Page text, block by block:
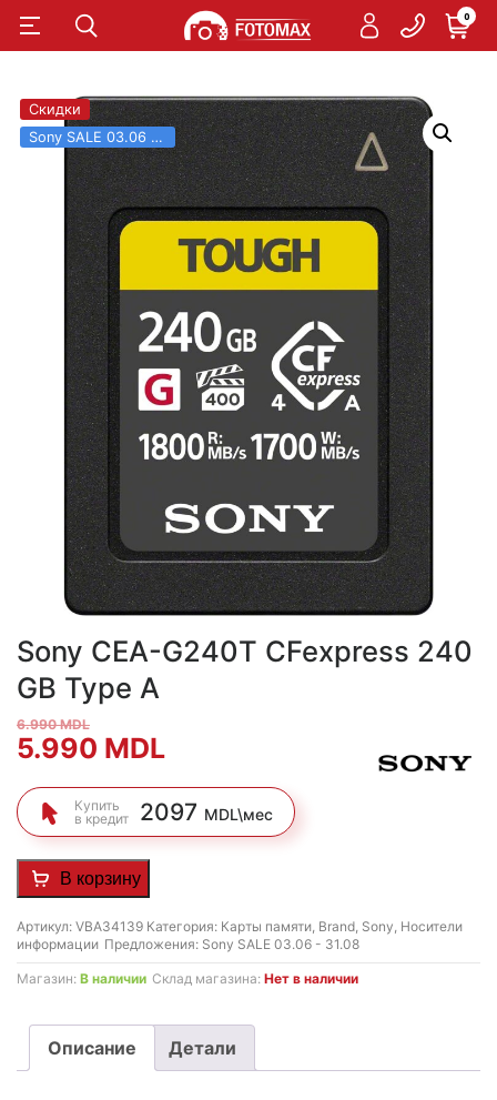
0
Скидки
Sony SALE 03.06 - 31.08
Sony CEA-G240T CFexpress 240
GB Type A
6.990MDL
Первоначальная
цена
составляла
6.990 MDL.
5.990 MDLТекущая
цена:
5.990 MDL.
Купить
в кредит
2097 MDL\мес
В корзину
Артикул: VBA34139 Категория: Карты памяти, Brand, Sony, Носители
информации Предложения: Sony SALE 03.06 - 31.08
Магазин: В наличии Склад магазина: Нет в наличии
Описание Детали